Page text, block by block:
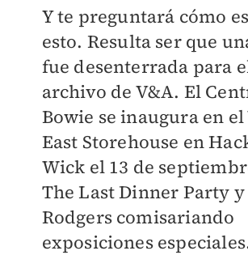
Y te preguntará cómo
esto. Resulta ser que
fue desenterrada para
archivo de V&A. El
Bowie se inaugura en
East Storehouse en
Wick el 13 de
The Last Dinner Party
Rodgers comisariando
exposiciones